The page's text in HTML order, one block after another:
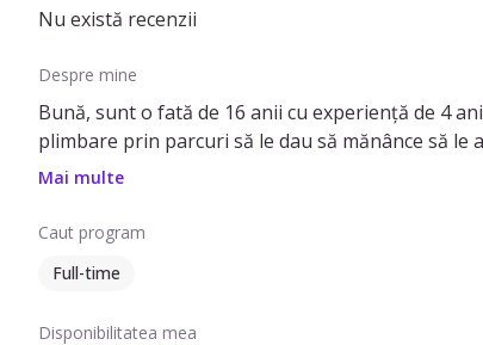
Nu există recenzii
Despre mine
Bună, sunt o fată de 16 anii cu experiență de 4
Mai multe
Caut program
Full-time
Disponibilitatea mea